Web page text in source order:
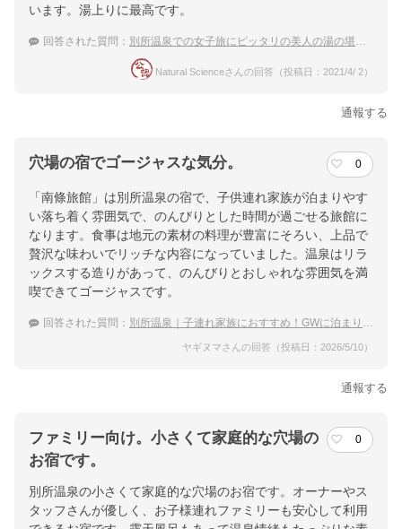
います。湯上りに最高です。
回答された質問： 別所温泉での女子旅にピッタリの美人の湯の堪能できる温泉宿を知りたいです！
Natural Scienceさんの回答（投稿日：2021/4/ 2）
通報する
穴場の宿でゴージャスな気分。 0
「南條旅館」は別所温泉の宿で、子供連れ家族が泊まりやす
い落ち着く雰囲気で、のんびりとした時間が過ごせる旅館に
なります。食事は地元の素材の料理が豊富にそろい、上品で
贅沢な味わいでリッチな内容になっていました。温泉はリラ
ックスする造りがあって、のんびりとおしゃれな雰囲気を満
喫できてゴージャスです。
回答された質問： 別所温泉｜子連れ家族におすすめ！GWに泊まりたい穴場な宿は？
ヤギヌマさんの回答（投稿日：2026/5/10）
通報する
ファミリー向け。小さくて家庭的な穴場の
お宿です。
0
別所温泉の小さくて家庭的な穴場のお宿です。オーナーやス
タッフさんが優しく、お子様連れファミリーも安心して利用